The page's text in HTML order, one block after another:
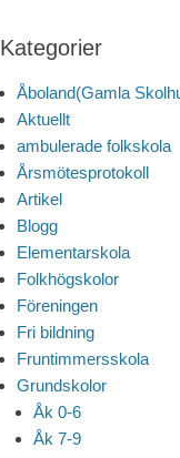
Kategorier
Åboland(Gamla
Aktuellt
ambulerade folkskola
Årsmötesprotokoll
Artikel
Blogg
Elementarskola
Folkhögskolor
Föreningen
Fri bildning
Fruntimmersskola
Grundskolor
Åk 0-6
Åk 7-9